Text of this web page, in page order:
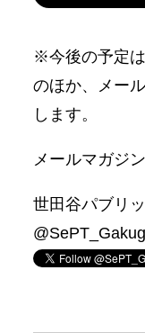
※今後の予定
のほか、メー
します。
メールマガジ
世田谷パブリ